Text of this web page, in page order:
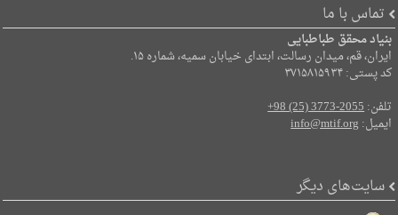
تماس با ما
بنیاد محقق طباطبایی
ایران، قم، میدان رسالت، ابتدای خیابان سمیه، شماره ۱۵.
کد پستی: ۳۷۱۵۸۱۵۹۳۴
تلفن:+98 (25) 3773-2055
ایمیل:info@mtif.org
سایت‌های دیگر